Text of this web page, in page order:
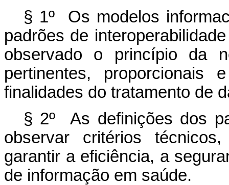
§ 1º Os modelos
padrões de
observado o princípio da
pertinentes,
finalidades do tratamento de
§ 2º As definições dos
observar critérios
garantir a eficiência, a
de informação em saúde.